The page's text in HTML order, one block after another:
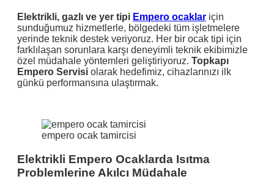
Elektrikli, gazlı ve yer tipi Empero ocaklar için
sunduğumuz hizmetlerle, bölgedeki tüm işletmelere
yerinde teknik destek veriyoruz. Her bir ocak tipi için
farklılaşan sorunlara karşı deneyimli teknik ekibimizle
özel müdahale yöntemleri geliştiriyoruz. Topkapı
Empero Servisi olarak hedefimiz, cihazlarınızı ilk
günkü performansına ulaştırmak.
empero ocak tamircisi
Elektrikli Empero Ocaklarda Isıtma
Problemlerine Akılcı Müdahale